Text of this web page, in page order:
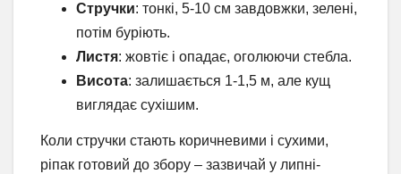
Стручки: тонкі, 5-10 см завдовжки, зелені,
потім буріють.
Листя: жовтіє і опадає, оголюючи стебла.
Висота: залишається 1-1,5 м, але кущ
виглядає сухішим.
Коли стручки стають коричневими і сухими,
ріпак готовий до збору – зазвичай у липні-